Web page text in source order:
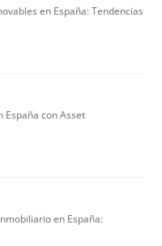
en España: Tendencias
España con Asset
en España: